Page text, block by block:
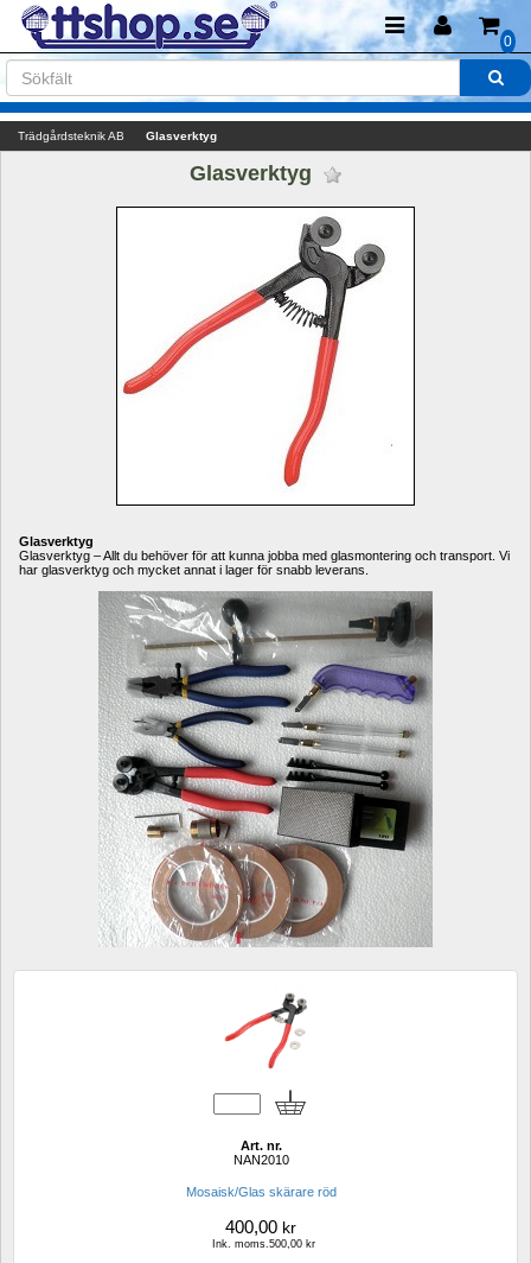
0
Trädgårdsteknik AB Glasverktyg
Glasverktyg
Glasverktyg
Glasverktyg – Allt du behöver för att kunna jobba med glasmontering och transport. Vi
har glasverktyg och mycket annat i lager för snabb leverans.
Art. nr.
NAN2010
Mosaisk/Glas skärare röd
400,00 kr
Ink. moms.500,00 kr